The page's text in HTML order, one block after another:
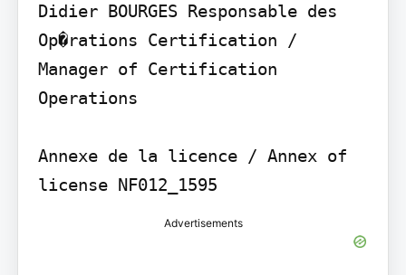
Didier BOURGES Responsable des
Op�rations Certification /
Manager of Certification
Operations
Annexe de la licence / Annex of
license NF012_1595
Advertisements